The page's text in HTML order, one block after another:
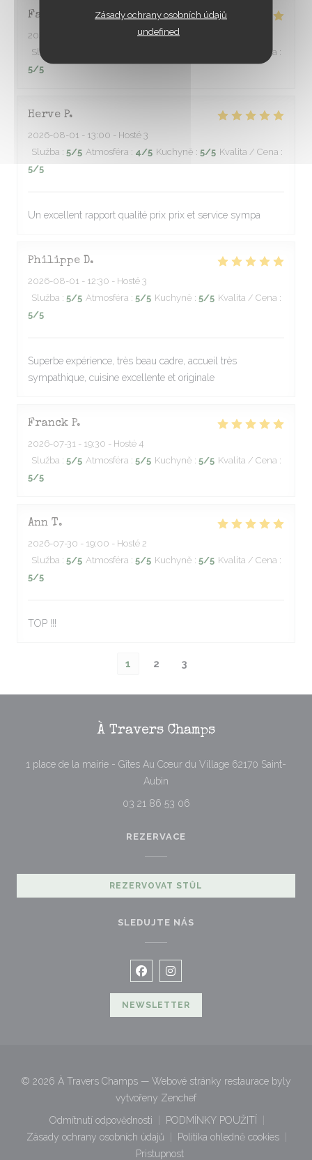
Zásady ochrany osobních údajů
undefined
Fabien
2026-08-01
- 20:00 - Hosté 6
Služba
Kvalita / Cena :
5/5
Herve P
2026-08-01 - 13:00 - Hosté 3
Služba : 5/5 Atmosféra : 4/5 Kuchyně : 5/5 Kvalita / Cena :
5/5
Un excellent rapport qualité prix prix et service sympa
Philippe D
2026-08-01 - 12:30 - Hosté 3
Služba : 5/5 Atmosféra : 5/5 Kuchyně : 5/5 Kvalita / Cena :
5/5
Superbe expérience, très beau cadre, accueil très
sympathique, cuisine excellente et originale
Franck P
2026-07-31 - 19:30 - Hosté 4
Služba : 5/5 Atmosféra : 5/5 Kuchyně : 5/5 Kvalita / Cena :
5/5
Ann T
2026-07-30 - 19:00 - Hosté 2
Služba : 5/5 Atmosféra : 5/5 Kuchyně : 5/5 Kvalita / Cena :
5/5
TOP !!!
1 2 3
À Travers Champs
1 place de la mairie - Gîtes Au Cœur du Village 62170 Saint-
Aubin
03 21 86 53 06
REZERVACE
REZERVOVAT STŮL
SLEDUJTE NÁS
Facebook ((otevře se v novém
Instagram ((otevře se v
NEWSLETTER
© 2026 À Travers Champs — Webové stránky restaurace byly
vytvořeny Zenchef((otevře se v novém okně))
Odmítnutí odpovědnosti
((otevře se v novém okně))
PODMÍNKY POUŽITÍ
((otevře se v novém
Zásady ochrany osobních údajů
((otevře se v novém okně))
Politika ohledně cookies
((otevře se v
Pristupnost